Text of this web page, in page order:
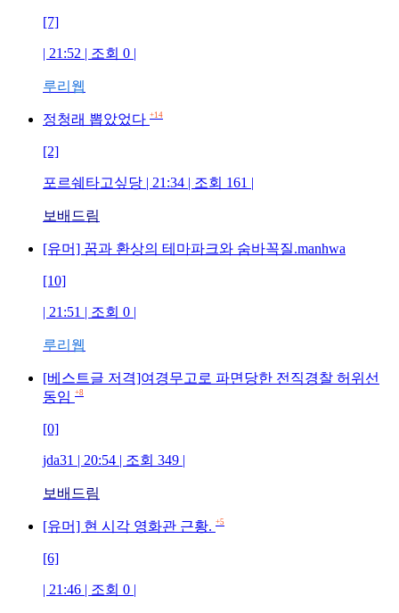
[7]
| 21:52 | 조회 0 |
루리웹
정청래 뽑았었다 +14
[2]
포르쉐타고싶당 | 21:34 | 조회 161 |
보배드림
[유머] 꿈과 환상의 테마파크와 숨바꼭질.manhwa
[10]
| 21:51 | 조회 0 |
루리웹
[베스트글 저격]여경무고로 파면당한 전직경찰 허위선
동임 +8
[0]
jda31 | 20:54 | 조회 349 |
보배드림
[유머] 현 시각 영화관 근황. +5
[6]
| 21:46 | 조회 0 |